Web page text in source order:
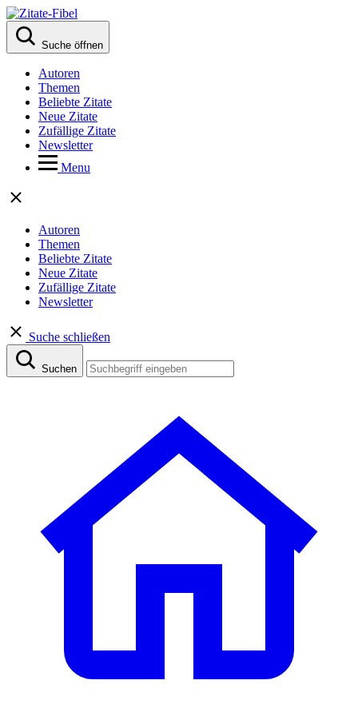
Suche öffnen
Autoren
Themen
Beliebte Zitate
Neue Zitate
Zufällige Zitate
Newsletter
Menu
Autoren
Themen
Beliebte Zitate
Neue Zitate
Zufällige Zitate
Newsletter
Suche schließen
Suchen